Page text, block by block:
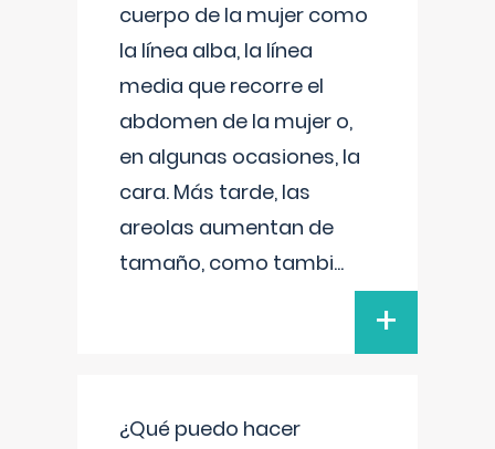
cuerpo de la mujer como
la línea alba, la línea
media que recorre el
abdomen de la mujer o,
en algunas ocasiones, la
cara. Más tarde, las
areolas aumentan de
tamaño, como tambi...
+
¿Qué puedo hacer